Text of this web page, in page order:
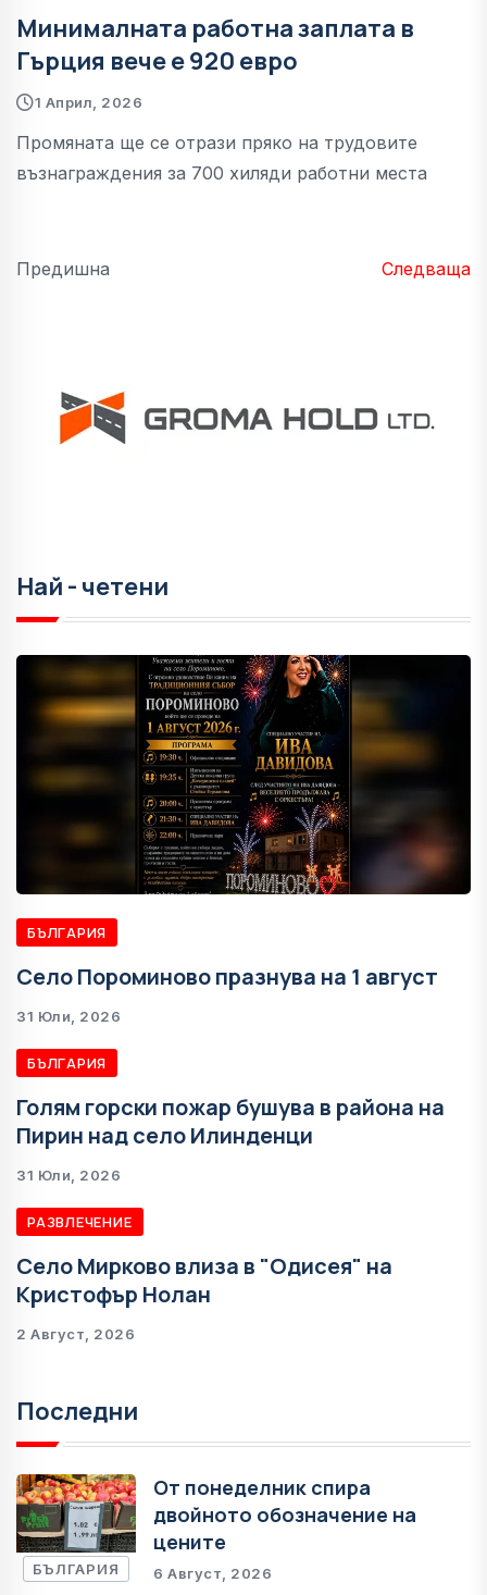
Минималната работна заплата в
Гърция вече е 920 евро
1 Април, 2026
Промяната ще се отрази пряко на трудовите
възнаграждения за 700 хиляди работни места
Предишна Следваща
Най - четени
БЪЛГАРИЯ
Село Пороминово празнува на 1 август
31 Юли, 2026
БЪЛГАРИЯ
Голям горски пожар бушува в района на
Пирин над село Илинденци
31 Юли, 2026
РАЗВЛЕЧЕНИЕ
Село Мирково влиза в "Одисея" на
Кристофър Нолан
2 Август, 2026
Последни
БЪЛГАРИЯ
От понеделник спира
двойното обозначение на
цените
6 Август, 2026